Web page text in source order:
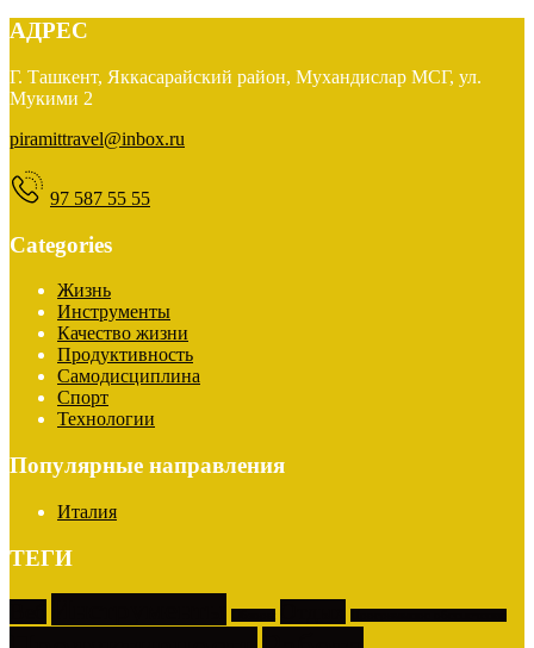
АДРЕС
Г. Ташкент, Яккасарайский район, Мухандислар МСГ, ул.
Мукими 2
piramittravel@inbox.ru
97 587 55 55
Categories
Жизнь
Инструменты
Качество жизни
Продуктивность
Самодисциплина
Спорт
Технологии
Популярные направления
Италия
ТЕГИ